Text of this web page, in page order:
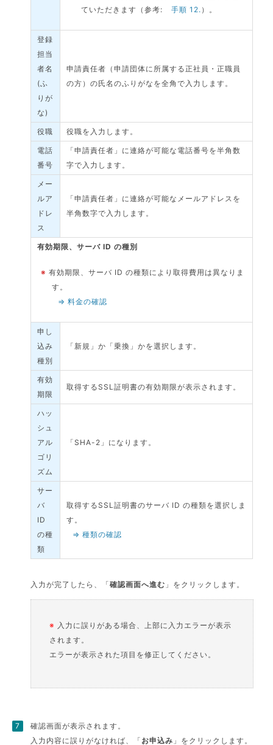
ていただきます（参考:
手順 12. ）。
登録
担当
者名
(ふ
りが
な)
申請責任者（申請団体に所属する正社員・正職員
の方）の氏名のふりがなを全角で入力します。
役職 役職を入力します。
電話
番号
「申請責任者」に連絡が可能な電話番号を半角数
字で入力します。
メー
ルア
ドレ
ス
「申請責任者」に連絡が可能なメールアドレスを
半角数字で入力します。
有効期限、サーバ ID の種別
※有効期限、サーバ ID の種類により取得費用は異なりま
す。
⇒ 料金の確認
申し
込み
種別
「新規」か「乗換」かを選択します。
有効
期限
取得するSSL証明書の有効期限が表示されます。
ハッ
シュ
アル
ゴリ
ズム
「SHA-2」になります。
サー
バ
ID
の種
類
取得するSSL証明書のサーバ ID の種類を選択しま
す。
⇒ 種類の確認
入力が完了したら、「確認画面へ進む 」をクリックします。
※ 入力に誤りがある場合、上部に入力エラーが表示
されます。
エラーが表示された項目を修正してください。
確認画面が表示されます。
入力内容に誤りがなければ、「 お申込み 」をクリックします。